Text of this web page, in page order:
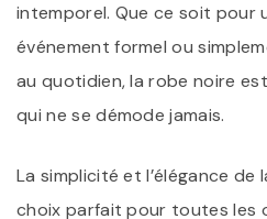
intemporel. Que ce soit pour
événement formel ou
au quotidien, la robe noire
qui ne se démode jamais.
La simplicité et l’élégance
choix parfait pour toutes les